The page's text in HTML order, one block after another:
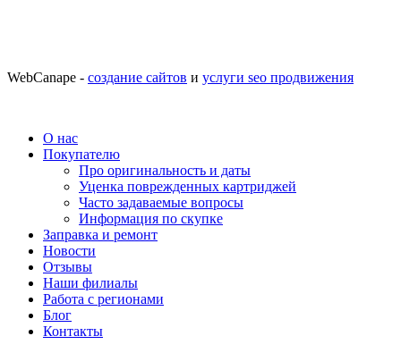
WebCanape - создание сайтов и услуги seo продвижения
О нас
Покупателю
Про оригинальность и даты
Уценка поврежденных картриджей
Часто задаваемые вопросы
Информация по скупке
Заправка и ремонт
Новости
Отзывы
Наши филиалы
Работа с регионами
Блог
Контакты